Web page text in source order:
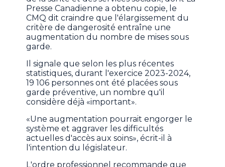
Presse Canadienne a obtenu copie, le
CMQ dit craindre que l'élargissement du
critère de dangerosité entraîne une
augmentation du nombre de mises sous
garde.
Il signale que selon les plus récentes
statistiques, durant l'exercice 2023-2024,
19 106 personnes ont été placées sous
garde préventive, un nombre qu'il
considère déjà «important».
«Une augmentation pourrait engorger le
système et aggraver les difficultés
actuelles d'accès aux soins», écrit-il à
l'intention du législateur.
L'ordre professionnel recommande que